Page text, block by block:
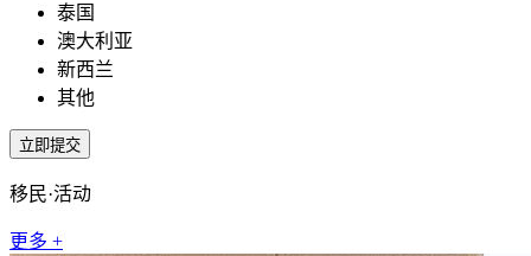
泰国
澳大利亚
新西兰
其他
移民·活动
更多 +